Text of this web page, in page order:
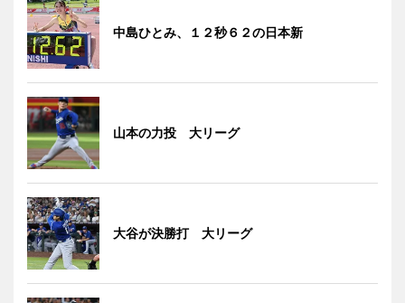
中島ひとみ、１２秒６２の日本新
山本の力投 大リーグ
大谷が決勝打 大リーグ